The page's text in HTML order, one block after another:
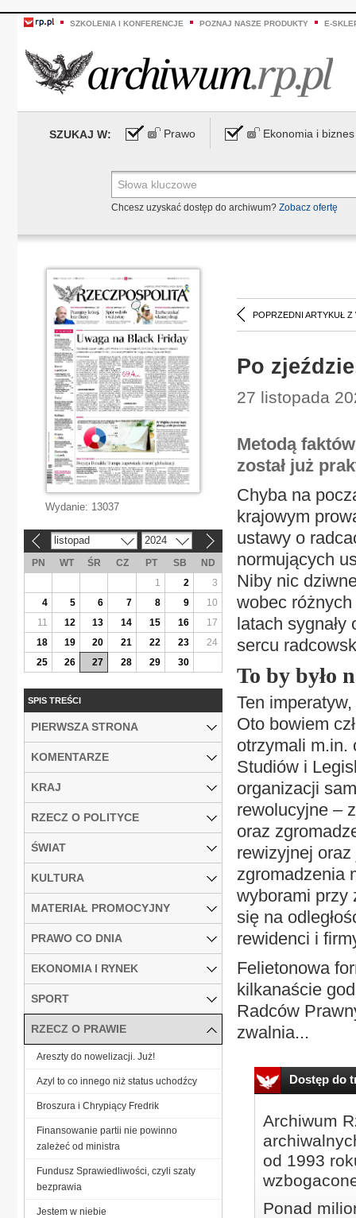
SZKOLENIA I KONFERENCJE POZNAJ NASZE PRODUKTY E-
SZUKAJ W: Prawo Ekonomia i biznes
Chcesz uzyskać dostęp do archiwum? Zobacz ofertę
POPRZEDNI ARTYKUŁ Z
Po
27 listopada
Metodą
został już
Chyba na
krajowym
ustawy o
normujących
Niby nic
wobec
latach
sercu
To by było
Ten
Oto bowiem
otrzymali m.in.
Studiów i
organizacji
rewolucyjne –
oraz
rewizyjnej
zgromadzenia
wyborami przy
się na
rewidenci i
Felietonowa
kilkanaście
Radców
zwalnia...
Dostęp do
Archiwum
od 1993
Ponad
Wydanie: 13037
listopad 2024
PN WT ŚR CZ PT SB
ND
1
2
3
4
5 6 7 8 9
10
11
12 13 14 15 16
17
18
19 20 21 22 23
24
25
26 27 28 29 30
SPIS TREŚCI
PIERWSZA STRONA
KOMENTARZE
KRAJ
RZECZ O POLITYCE
ŚWIAT
KULTURA
MATERIAŁ PROMOCYJNY
PRAWO CO DNIA
EKONOMIA I RYNEK
SPORT
RZECZ O PRAWIE
Areszty do nowelizacji. Już!
Azyl to co innego niż status uchodźcy
Broszura i Chrypiący Fredrik
Finansowanie partii nie powinno
zależeć od ministra
Fundusz Sprawiedliwości, czyli szaty
bezprawia
Jestem w niebie